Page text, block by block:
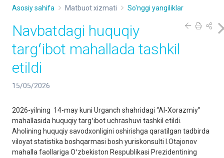
Asosiy sahifa Matbuot xizmati So'nggi yangiliklar
Navbatdagi huquqiy
targʻibot mahallada tashkil
etildi
15/05/2026
2026-yilning 14-may kuni Urganch shahridagi “Al-Xorazmiy”
mahallasida huquqiy targʻibot uchrashuvi tashkil etildi.
Aholining huquqiy savodxonligini oshirishga qaratilgan tadbirda
viloyat statistika boshqarmasi bosh yuriskonsulti I.Otajonov
mahalla faollariga Oʻzbekiston Respublikasi Prezidentining